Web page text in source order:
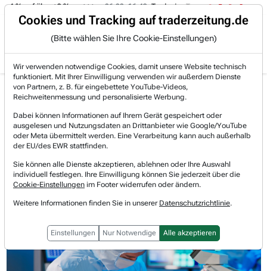
Trading-Room
% auf über +3 %. 06.08. 16:49 Trade des Tages 06.08.
Gratis Account Login
Jetzt registrieren und gratis Artikel lesen.
Bereits bei TraderFox registriert? Jetzt anmelden!
Home Lists & Rankings
Akkumulation
Western Digital - Cloud- und Datacenter-Boom schie...
Western Digital Watchlist
Western Digital - Cloud- und
Datacenter-Boom schieben Ergebnis
deutlich an!
Cookies und Tracking auf traderzeitung.de
(Bitte wählen Sie Ihre Cookie-Einstellungen)
Wir verwenden notwendige Cookies, damit unsere Website technisch
funktioniert. Mit Ihrer Einwilligung verwenden wir außerdem Dienste
von Partnern, z. B. für eingebettete YouTube-Videos,
Reichweitenmessung und personalisierte Werbung.
Dabei können Informationen auf Ihrem Gerät gespeichert oder
ausgelesen und Nutzungsdaten an Drittanbieter wie Google/YouTube
oder Meta übermittelt werden. Eine Verarbeitung kann auch außerhalb
der EU/des EWR stattfinden.
Sie können alle Dienste akzeptieren, ablehnen oder Ihre Auswahl
individuell festlegen. Ihre Einwilligung können Sie jederzeit über die
Cookie-Einstellungen im Footer widerrufen oder ändern.
Weitere Informationen finden Sie in unserer Datenschutzrichtlinie.
Einstellungen Nur Notwendige Alle akzeptieren